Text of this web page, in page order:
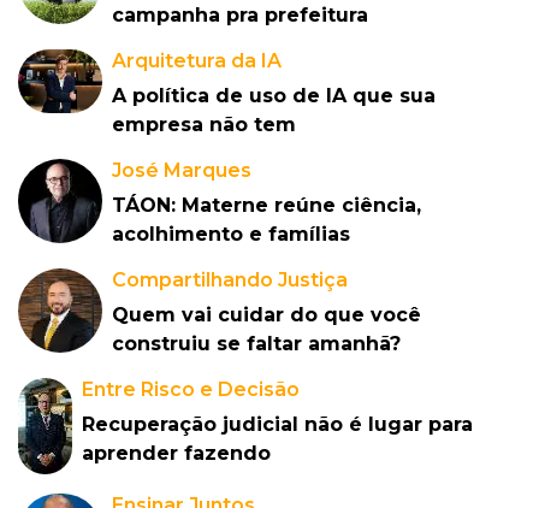
campanha pra prefeitura
Arquitetura da IA
A política de uso de IA que sua
empresa não tem
José Marques
TÁON: Materne reúne ciência,
acolhimento e famílias
Compartilhando Justiça
Quem vai cuidar do que você
construiu se faltar amanhã?
Entre Risco e Decisão
Recuperação judicial não é lugar para
aprender fazendo